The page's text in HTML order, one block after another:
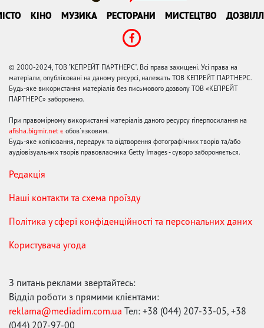
КІНО МУЗИКА РЕСТОРАНИ МИСТЕЦТВО
© 2000-2024, ТОВ "КЕПРЕЙТ ПАРТНЕРС". Всі права захищені. Усі права на
матеріали, опубліковані на даному ресурсі, належать ТОВ КЕПРЕЙТ ПАРТНЕРС.
Будь-яке використання матеріалів без письмового дозволу ТОВ «КЕПРЕЙТ
ПАРТНЕРС» заборонено.
При правомірному використанні матеріалів даного ресурсу гіперпосилання на
afisha.bigmir.net є обов'язковим.
Будь-яке копіювання, передрук та відтворення фотографічних творів та/або
аудіовізуальних творів правовласника Getty Images - суворо забороняється.
Редакція
Наші контакти та схема проїзду
Політика у сфері конфіденційності та персональних даних
Користувача угода
З питань реклами звертайтесь:
Відділ роботи з прямими клієнтами:
reklama@mediadim.com.ua Тел: +38 (044) 207-33-05, +38
(044) 207-97-00